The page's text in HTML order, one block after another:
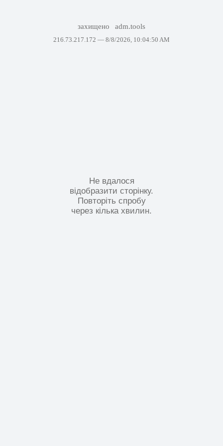
захищено adm.tools
216.73.217.172 — 8/8/2026, 10:04:50 AM
Не вдалося
відобразити сторінку.
Повторіть спробу
через кілька хвилин.